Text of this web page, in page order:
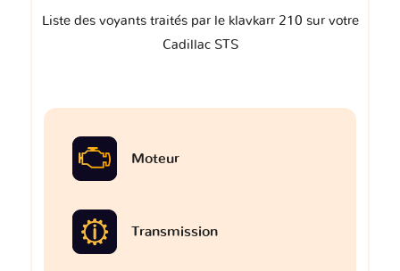
Liste des voyants traités par le klavkarr 210 sur votre
Cadillac STS
Moteur
Transmission